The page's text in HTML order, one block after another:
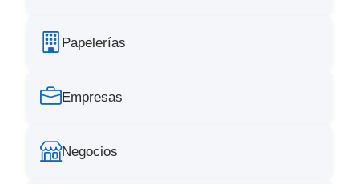
Papelerías
Empresas
Negocios